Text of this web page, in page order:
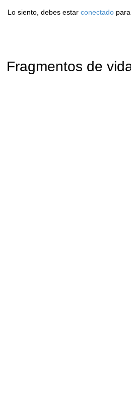
Lo siento, debes estar conectado
Fragmentos de